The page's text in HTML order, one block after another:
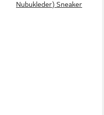
Nubukleder) Sneaker